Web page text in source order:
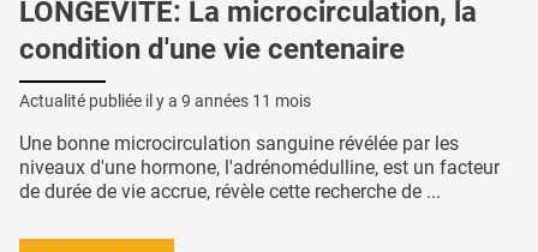
LONGÉVITÉ: La microcirculation, la
condition d'une vie centenaire
Actualité publiée il y a 9 années 11 mois
Une bonne microcirculation sanguine révélée par les
niveaux d'une hormone, l'adrénomédulline, est un facteur
de durée de vie accrue, révèle cette recherche de ...